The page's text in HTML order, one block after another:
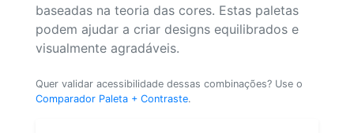
baseadas na teoria das cores. Estas paletas
podem ajudar a criar designs equilibrados e
visualmente agradáveis.
Quer validar acessibilidade dessas combinações? Use o
Comparador Paleta + Contraste.